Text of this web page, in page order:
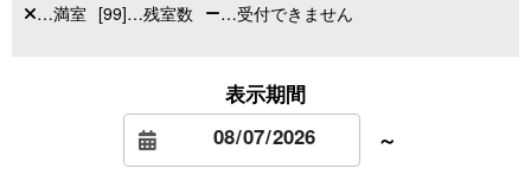
…満室 [99]…残室数 …受付できません
表示期間
～